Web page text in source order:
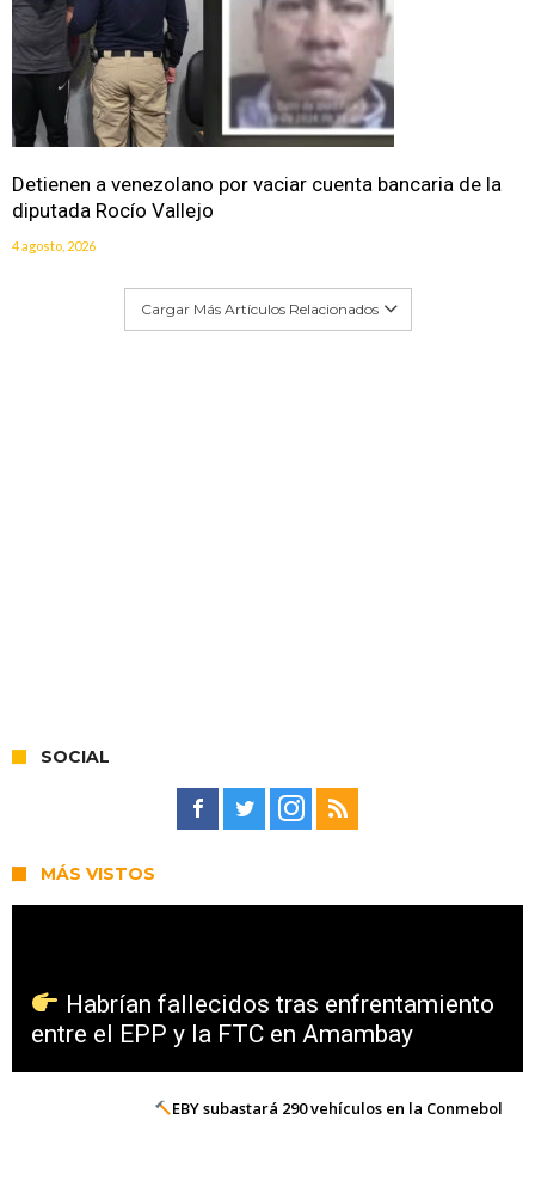
Detienen a venezolano por vaciar cuenta bancaria de la
diputada Rocío Vallejo
4 agosto, 2026
Cargar Más Artículos Relacionados
SOCIAL
MÁS VISTOS
Habrían fallecidos tras enfrentamiento
entre el EPP y la FTC en Amambay
EBY subastará 290 vehículos en la Conmebol